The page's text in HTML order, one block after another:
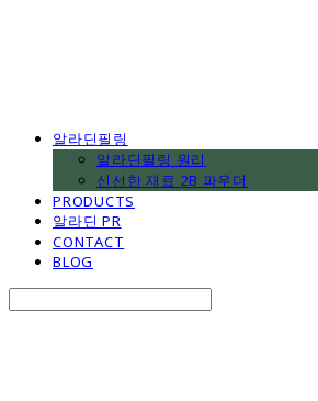
알라딘필링
알라딘필링 원리
신선한 재료 2B 파우더
PRODUCTS
알라딘 PR
CONTACT
BLOG